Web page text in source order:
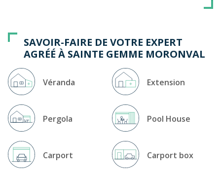
région Parisienne.
Nous sommes certifiés Qualibat RGE et associés à de
grands fabricants français.
Une équipe jeune et dynamique vous attend près de
Dreux pour concrétiser vos projets !
SAVOIR-FAIRE DE VOTRE EXPERT
AGRÉÉ À SAINTE GEMME MORONVAL
Véranda Extension
Pergola Pool House
Carport Carport box